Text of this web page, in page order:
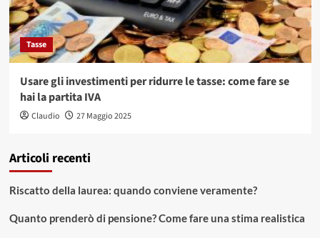
Tasse
Usare gli investimenti per ridurre le tasse: come fare se
hai la partita IVA
Claudio 27 Maggio 2025
Articoli recenti
Riscatto della laurea: quando conviene veramente?
Quanto prenderò di pensione? Come fare una stima realistica